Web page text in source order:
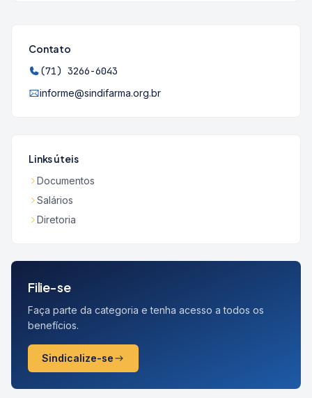
Contato
(71) 3266-6043
informe@sindifarma.org.br
Links úteis
Documentos
Salários
Diretoria
Filie-se
Faça parte da categoria e tenha acesso a todos os
benefícios.
Sindicalize-se